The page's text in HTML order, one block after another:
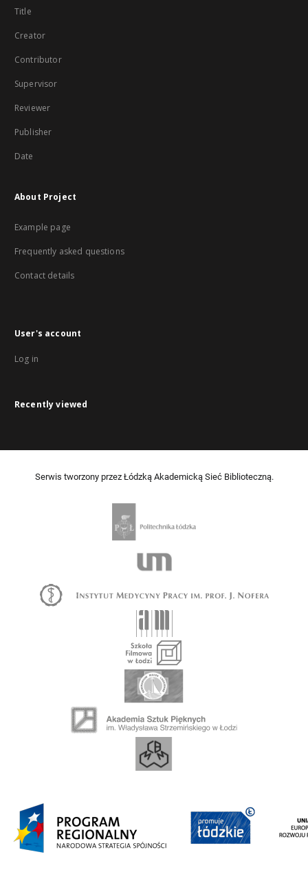
Title
Creator
Contributor
Supervisor
Reviewer
Publisher
Date
About Project
Example page
Frequently asked questions
Contact details
User's account
Log in
Recently viewed
Serwis tworzony przez Łódzką Akademicką Sieć Biblioteczną.